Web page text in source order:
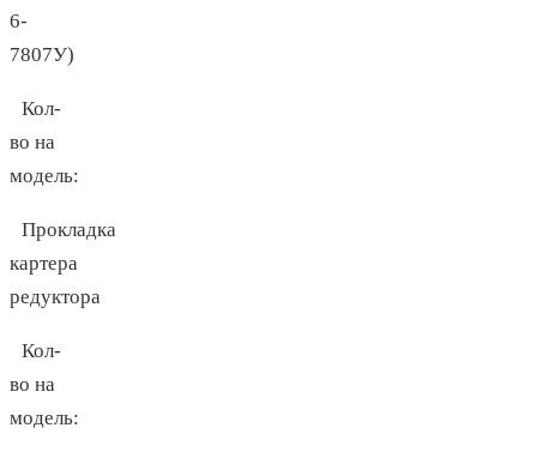
6-
7807У)
Кол-
во на
модель:
Прокладка
картера
редуктора
Кол-
во на
модель: